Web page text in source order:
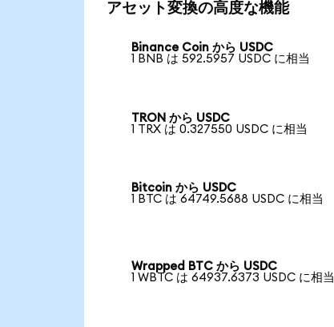
アセット変換の高度な機能
Binance Coin から USDC
1 BNB は 592.5957 USDC に相当
TRON から USDC
1 TRX は 0.327550 USDC に相当
Bitcoin から USDC
1 BTC は 64749.5688 USDC に相当
Wrapped BTC から USDC
1 WBTC は 64937.6373 USDC に相当